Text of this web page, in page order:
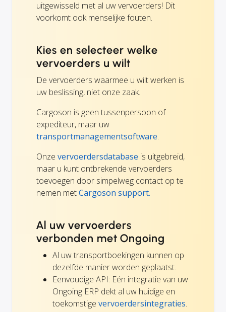
uitgewisseld met al uw vervoerders! Dit
voorkomt ook menselijke fouten.
Kies en selecteer welke
vervoerders u wilt
De vervoerders waarmee u wilt werken is
uw beslissing, niet onze zaak.
Cargoson is geen tussenpersoon of
expediteur, maar uw
transportmanagementsoftware.
Onze vervoerdersdatabase is uitgebreid,
maar u kunt ontbrekende vervoerders
toevoegen door simpelweg contact op te
nemen metCargoson support.
Al uw vervoerders
verbonden met Ongoing
Al uw transportboekingen kunnen op
dezelfde manier worden geplaatst.
Eenvoudige API: Eén integratie van uw
Ongoing ERP dekt al uw huidige en
toekomstige vervoerdersintegraties.